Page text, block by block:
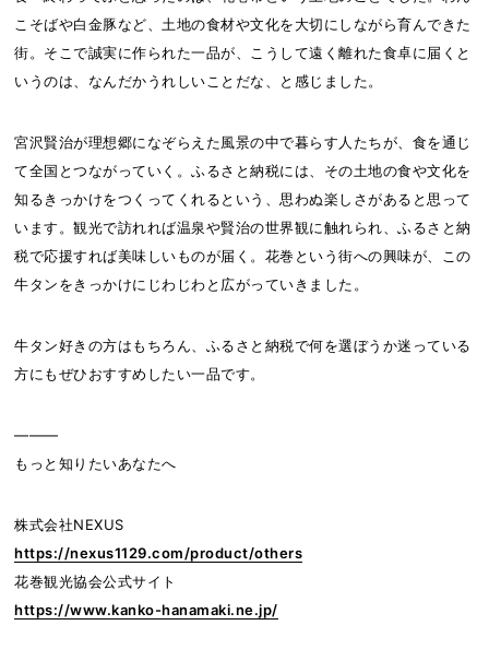
こそばや白金豚など、土地の食材や文化を大切にしながら育んできた
街。そこで誠実に作られた一品が、こうして遠く離れた食卓に届くと
いうのは、なんだかうれしいことだな、と感じました。
宮沢賢治が理想郷になぞらえた風景の中で暮らす人たちが、食を通じ
て全国とつながっていく。ふるさと納税には、その土地の食や文化を
知るきっかけをつくってくれるという、思わぬ楽しさがあると思って
います。観光で訪れれば温泉や賢治の世界観に触れられ、ふるさと納
税で応援すれば美味しいものが届く。花巻という街への興味が、この
牛タンをきっかけにじわじわと広がっていきました。
牛タン好きの方はもちろん、ふるさと納税で何を選ぼうか迷っている
方にもぜひおすすめしたい一品です。
―――
もっと知りたいあなたへ
株式会社NEXUS
https://nexus1129.com/product/others
花巻観光協会公式サイト
https://www.kanko-hanamaki.ne.jp/